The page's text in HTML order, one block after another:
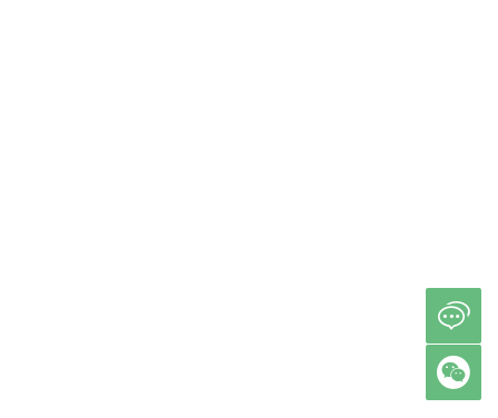

